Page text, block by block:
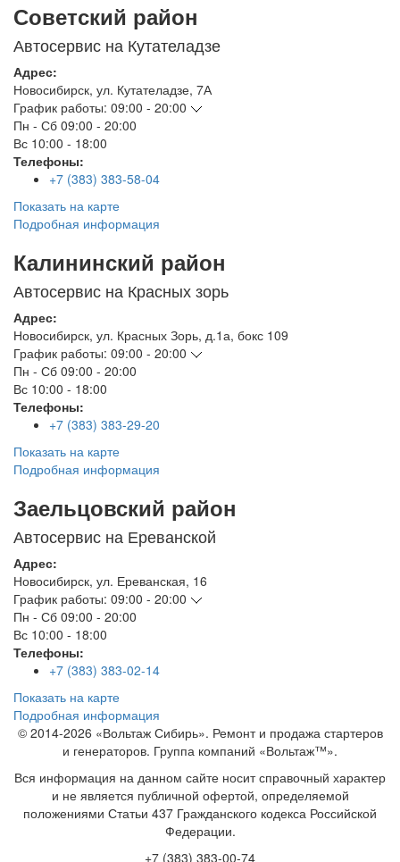
Советский район
Автосервис на Кутателадзе
Адрес:
Новосибирск, ул. Кутателадзе, 7А
График работы: 09:00 - 20:00
Пн - Сб 09:00 - 20:00
Вс 10:00 - 18:00
Телефоны:
+7 (383) 383-58-04
Показать на карте
Подробная информация
Калининский район
Автосервис на Красных зорь
Адрес:
Новосибирск, ул. Красных Зорь, д.1а, бокс 109
График работы: 09:00 - 20:00
Пн - Сб 09:00 - 20:00
Вс 10:00 - 18:00
Телефоны:
+7 (383) 383-29-20
Показать на карте
Подробная информация
Заельцовский район
Автосервис на Ереванской
Адрес:
Новосибирск, ул. Ереванская, 16
График работы: 09:00 - 20:00
Пн - Сб 09:00 - 20:00
Вс 10:00 - 18:00
Телефоны:
+7 (383) 383-02-14
Показать на карте
Подробная информация
© 2014-2026 «Вольтаж Сибирь». Ремонт и продажа стартеров
и генераторов. Группа компаний «Вольтаж™».
Вся информация на данном сайте носит справочный характер
и не является публичной офертой, определяемой
положениями Статьи 437 Гражданского кодекса Российской
Федерации.
+7 (383) 383-00-74